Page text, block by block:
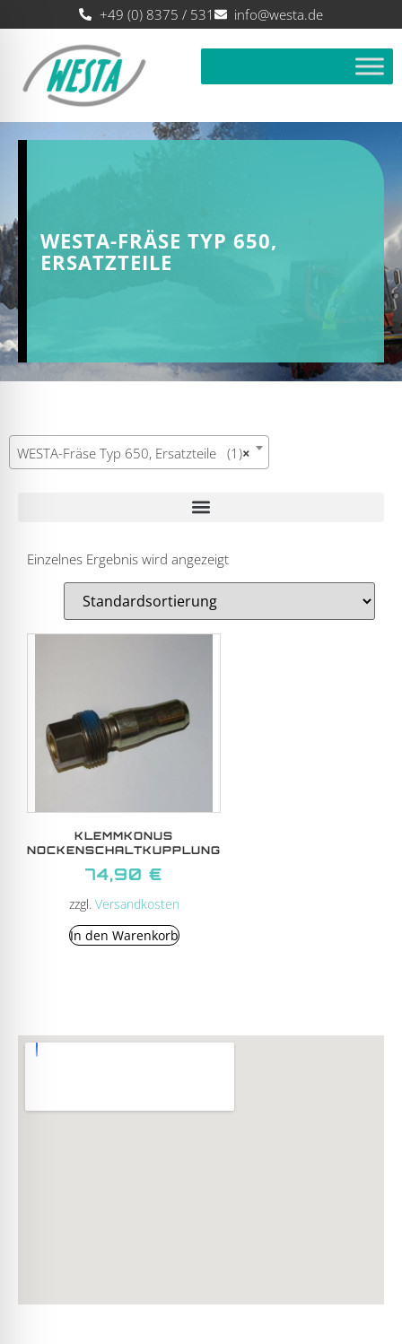
+49 (0) 8375 / 531 info@westa.de
WESTA-FRÄSE TYP 650,
ERSATZTEILE
×
WESTA-Fräse Typ 650, Ersatzteile (1)
Einzelnes Ergebnis wird angezeigt
KLEMMKONUS
NOCKENSCHALTKUPPLUNG
74,90 €
zzgl. Versandkosten
In den Warenkorb